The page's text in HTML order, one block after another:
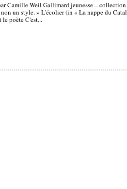
Camille Weil Gallimard jeunesse – collection
un style. » L'écolier (in « La nappe du Catal
le poète C'est...